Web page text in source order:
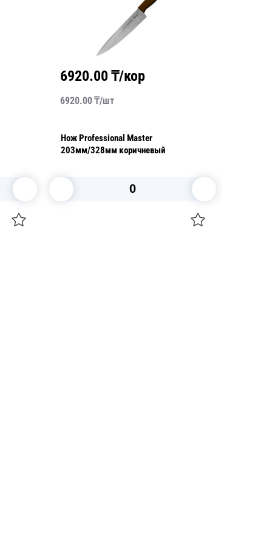
6920.00 ₸/кор
6920.00₸/шт
Нож Professional Master
203мм/328мм коричневый